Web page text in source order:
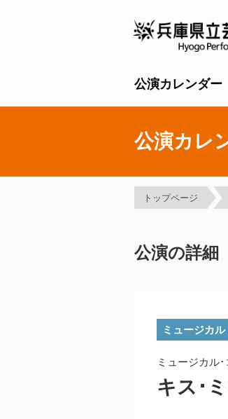
公演カレンダー
公演カレ
トップページ
公演の詳細
ミュージカル
ミュージカル･
キス･